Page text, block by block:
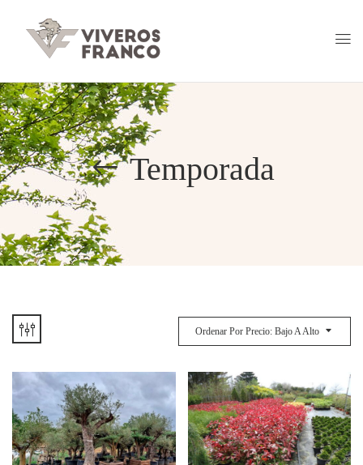
Temporada
Ordenar Por Precio: Bajo A Alto